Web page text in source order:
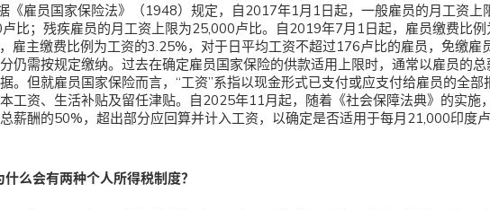
《雇员国家保险法》（1948）规定，自2017年1月1日起，一般雇员的月工资上
比；残疾雇员的月工资上限为25,000卢比。自2019年7月1日起，雇员缴费比例
雇主缴费比例为工资的3.25%，对于日平均工资不超过176卢比的雇员，免缴雇
仍需按规定缴纳。过去在确定雇员国家保险的供款适用上限时，通常以雇员的总
。但就雇员国家保险而言，“工资”系指以现金形式已支付或应支付给雇员的全部
工资、生活补贴及留任津贴。自2025年11月起，随着《社会保障法典》的实施
薪酬的50%，超出部分应回算并计入工资，以确定是否适用于每月21,000印度
什么会有两种个人所得税制度？